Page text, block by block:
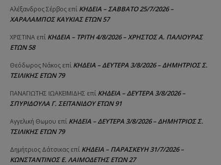
Αλέξανδρος Σέρβος επί ΚΗΔΕΙΑ – ΣΑΒΒΑΤΟ 25/7/2026 –
ΧΑΡΑΛΑΜΠΟΣ ΚΑΥΚΙΑΣ ΕΤΩΝ 57
ΧΡΙΣΤΙΝΑ επί ΚΗΔΕΙΑ – ΤΡΙΤΗ 4/8/2026 – ΧΡΗΣΤΟΣ Α. ΠΑΛΙΟΥΡΑΣ
ΕΤΩΝ 58
Θεόδωρος Νάκος επί ΚΗΔΕΙΑ – ΔΕΥΤΕΡΑ 3/8/2026 – ΔΗΜΗΤΡΙΟΣ Σ.
ΤΣΙΛΙΚΗΣ ΕΤΩΝ 79
ΠΑΝΑΓΙΩΤΗΣ IΩΑΚΕΙΜΙΔΗΣ επί ΚΗΔΕΙΑ – ΔΕΥΤΕΡΑ 3/8/2026 –
ΣΠΥΡΙΔΟΥΛΑ Γ. ΣΕΪΤΑΝΙΔΟΥ ΕΤΩΝ 91
Αγγελική Θωμου επί ΚΗΔΕΙΑ – ΔΕΥΤΕΡΑ 3/8/2026 – ΔΗΜΗΤΡΙΟΣ Σ.
ΤΣΙΛΙΚΗΣ ΕΤΩΝ 79
Δημήτριος Δάτσικας επί ΚΗΔΕΙΑ – ΠΑΡΑΣΚΕΥΗ 31/7/2026 –
ΚΩΝΣΤΑΝΤΙΝΟΣ Ε. ΛΑΙΜΟΔΕΤΗΣ ΕΤΩΝ 27